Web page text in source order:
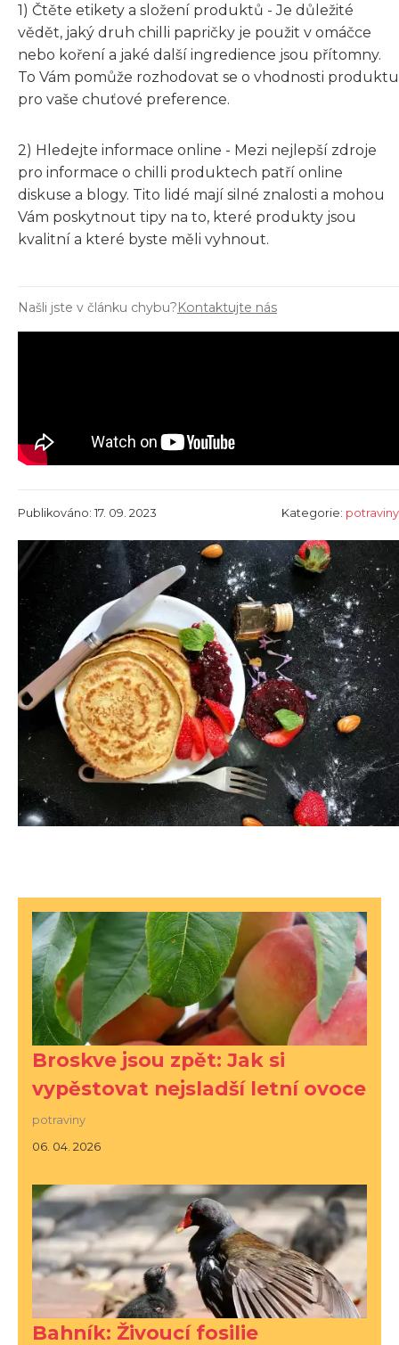
1) Čtěte etikety a složení produktů - Je důležité
vědět, jaký druh chilli papričky je použit v omáčce
nebo koření a jaké další ingredience jsou přítomny.
To Vám pomůže rozhodovat se o vhodnosti produktu
pro vaše chuťové preference.
2) Hledejte informace online - Mezi nejlepší zdroje
pro informace o chilli produktech patří online
diskuse a blogy. Tito lidé mají silné znalosti a mohou
Vám poskytnout tipy na to, které produkty jsou
kvalitní a které byste měli vyhnout.
Našli jste v článku chybu?Kontaktujte nás
Publikováno: 17. 09. 2023 Kategorie: potraviny
Broskve jsou zpět: Jak si
vypěstovat nejsladší letní ovoce
potraviny
06. 04. 2026
Bahník: Živoucí fosilie